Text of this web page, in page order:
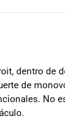
dentro de
de
No